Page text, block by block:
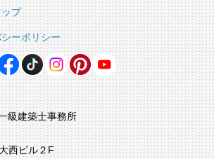
プ
ーポリシー
級建築士事務所
大西ビル２F